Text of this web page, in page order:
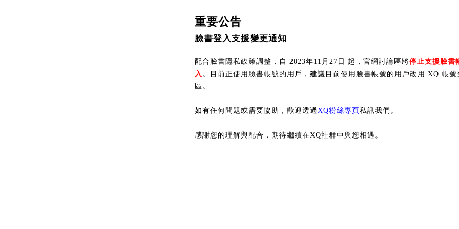
重要公告
臉書登入支援變更通知
配合臉書隱私政策調整，自 2023年11月27日 起，官網討論區將停止支援臉書
入 。目前正使用臉書帳號的用戶，建議目前使用臉書帳號的用戶改用 XQ 帳號
區。
如有任何問題或需要協助，歡迎透過XQ粉絲專頁 私訊我們。
感謝您的理解與配合，期待繼續在XQ社群中與您相遇。